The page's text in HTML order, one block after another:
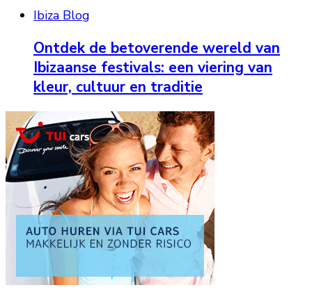
Ibiza Blog
Ontdek de betoverende wereld van
Ibizaanse festivals: een viering van
kleur, cultuur en traditie